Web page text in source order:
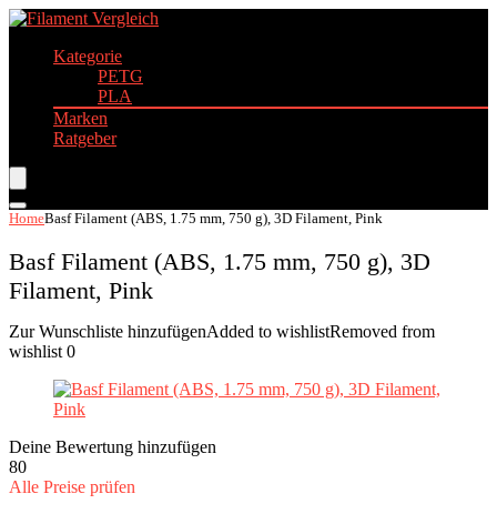
Kategorie
PETG
PLA
Marken
Ratgeber
HomeBasf Filament (ABS, 1.75 mm, 750 g), 3D Filament, Pink
Basf Filament (ABS, 1.75 mm, 750 g), 3D
Filament, Pink
Zur Wunschliste hinzufügenAdded to wishlistRemoved from
wishlist 0
Deine Bewertung hinzufügen
80
Alle Preise prüfen